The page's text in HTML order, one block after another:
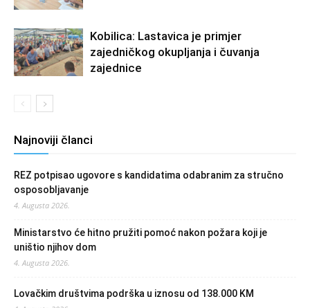
Kobilica: Lastavica je primjer
zajedničkog okupljanja i čuvanja
zajednice
Najnoviji članci
REZ potpisao ugovore s kandidatima odabranim za stručno
osposobljavanje
4. Augusta 2026.
Ministarstvo će hitno pružiti pomoć nakon požara koji je
uništio njihov dom
4. Augusta 2026.
Lovačkim društvima podrška u iznosu od 138.000 KM